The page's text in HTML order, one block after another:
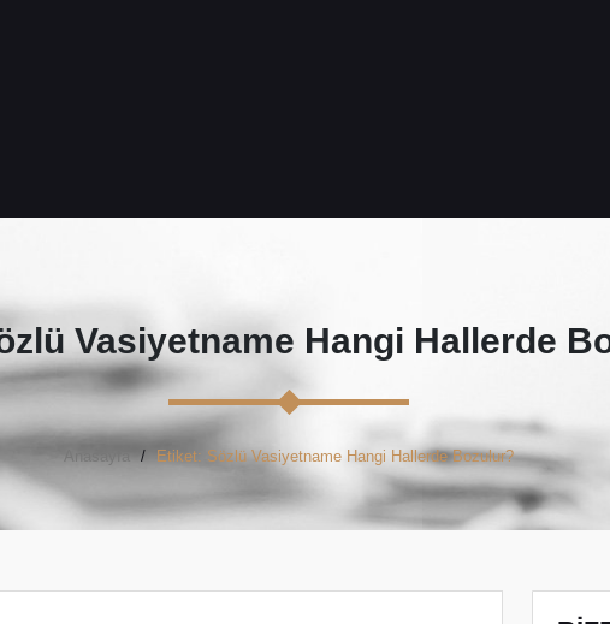
Vasiyetname Hangi Hallerde
Anasayfa Etiket: Sözlü Vasiyetname Hangi Hallerde Bozulur?